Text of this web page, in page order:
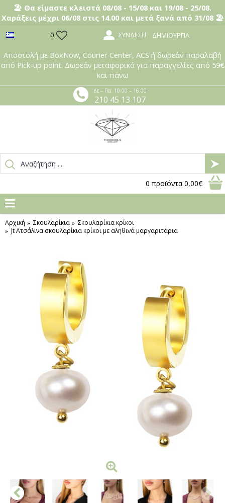
🏖️ Θα είμαστε κλειστά 08/08 - 15/08 και 19/08 - 25/08.
Χαράξεις μέχρι 06/08 στις 14.00 και μετά ξανά από 31/08 🏖️
0 ΣΎΝΔΕΣΗ ΔΗΜΙΟΥΡΓΊΑ
Αποστολή με BoxNow, Courier Center, ACS ή δωρεάν παραλαβή
από Pick-up point. Δωρεάν μεταφορικά για παραγγελίες από 59€
και πάνω
Δε – Πα: 10.00 – 16.00
210 45 13 107
0 προϊόντα 0,00€
Αρχική Σκουλαρίκια
Σκουλαρίκια κρίκοι
Jt Ατσάλινα σκουλαρίκια κρίκοι με αληθινά μαργαριτάρια